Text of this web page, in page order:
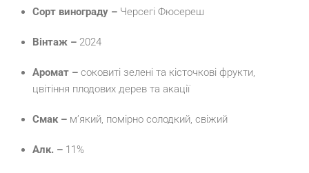
Сорт винограду – Черсегі Фюсереш
Вінтаж – 2024
Аромат – соковиті зелені та кісточкові фрукти,
цвітіння плодових дерев та акації
Смак – м’який, помірно солодкий, свіжий
Алк. – 11%